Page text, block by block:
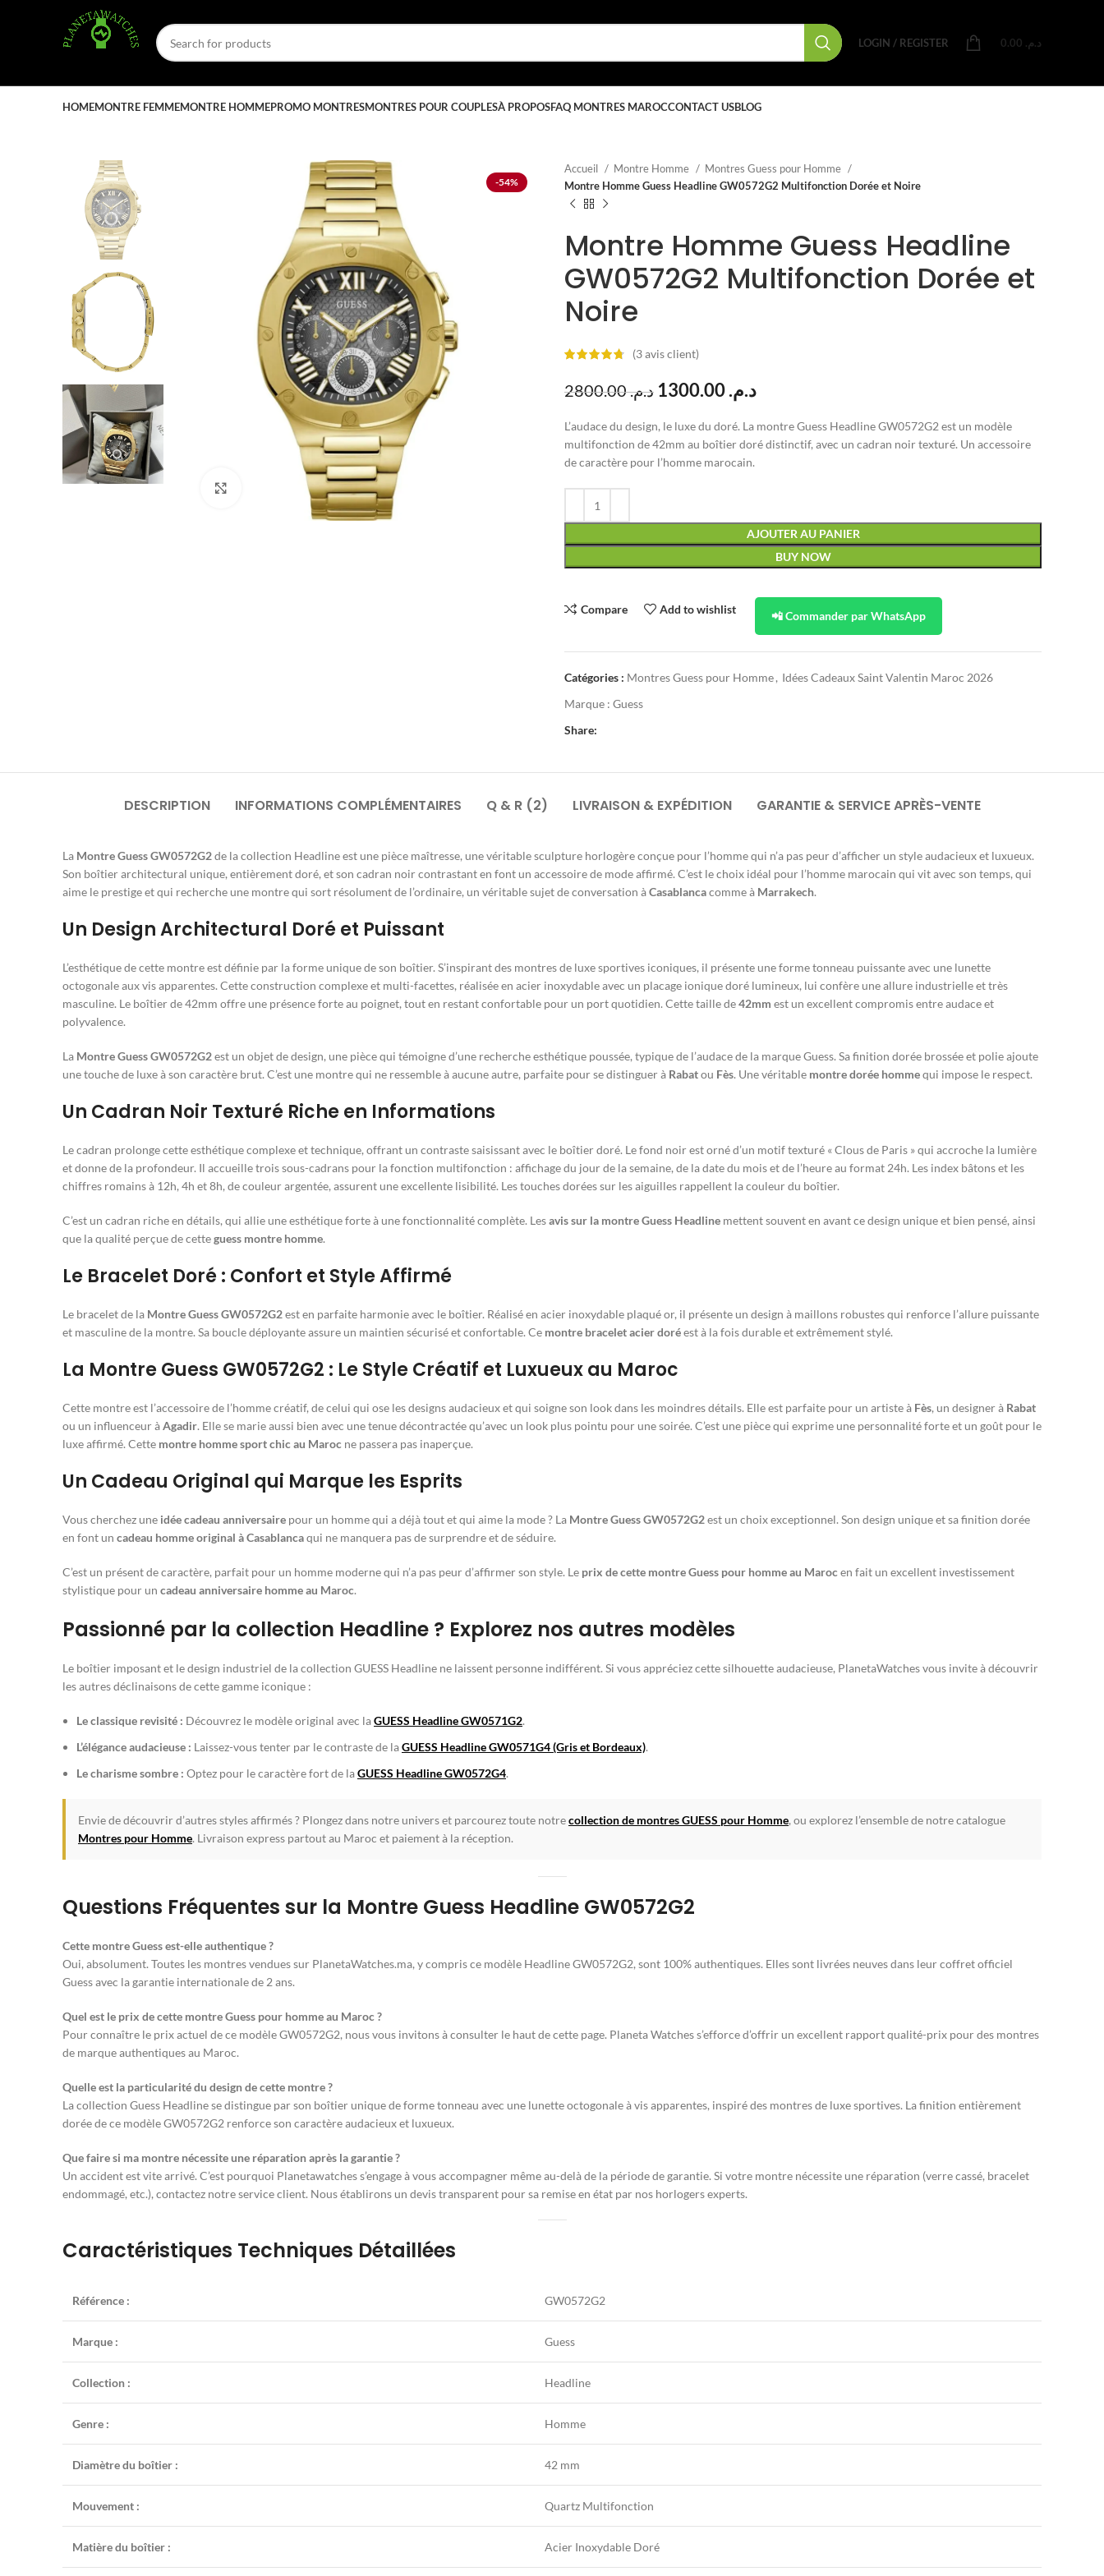
LOGIN / REGISTER د.م.
HOMEMONTRE FEMMEMONTRE HOMMEPROMO MONTRESMONTRES POUR COUPLESÀ PROPOSFAQ MONTRES MAROCCONTACT USBLOG
-54%
Click to enlarge
Accueil Montre Homme
Montres Guess pour Homme
Montre Homme Guess Headline GW0572G2 Multifonction Dorée et Noire
Montre Homme Guess Headline
GW0572G2 Multifonction Dorée et
Noire
(3avis client)
د.م.2800.00 د.م.
L’audace du design, le luxe du doré. La montre Guess Headline GW0572G2 est un modèle
multifonction de 42mm au boîtier doré distinctif, avec un cadran noir texturé. Un accessoire
de caractère pour l’homme marocain.
AJOUTER AU PANIER
BUY NOW
Compare Add to wishlist
📲 Commander par WhatsApp
Catégories : Montres Guess pour Homme, Idées Cadeaux Saint Valentin Maroc 2026
Marque : Guess
Share:
DESCRIPTION INFORMATIONS COMPLÉMENTAIRES Q & R (2) LIVRAISON & EXPÉDITION GARANTIE & SERVICE APRÈS-VENTE
La Montre Guess GW0572G2de la collection Headline est une pièce maîtresse, une véritable sculpture horlogère conçue pour l’homme qui n’a pas peur d’afficher un style audacieux et luxueux.
Son boîtier architectural unique, entièrement doré, et son cadran noir contrastant en font un accessoire de mode affirmé. C’est le choix idéal pour l’homme marocain qui vit avec son temps, qui
aime le prestige et qui recherche une montre qui sort résolument de l’ordinaire, un véritable sujet de conversation àCasablancacomme à Marrakech.
Un Design Architectural Doré et Puissant
L’esthétique de cette montre est définie par la forme unique de son boîtier. S’inspirant des montres de luxe sportives iconiques, il présente une forme tonneau puissante avec une lunette
octogonale aux vis apparentes. Cette construction complexe et multi-facettes, réalisée en acier inoxydable avec un placage ionique doré lumineux, lui confère une allure industrielle et très
masculine. Le boîtier de 42mm offre une présence forte au poignet, tout en restant confortable pour un port quotidien. Cette taille de42mm est un excellent compromis entre audace et
polyvalence.
La Montre Guess GW0572G2est un objet de design, une pièce qui témoigne d’une recherche esthétique poussée, typique de l’audace de la marque Guess. Sa finition dorée brossée et polie ajoute
une touche de luxe à son caractère brut. C’est une montre qui ne ressemble à aucune autre, parfaite pour se distinguer à Rabatou Fès. Une véritable montre dorée hommequi impose le respect.
Un Cadran Noir Texturé Riche en Informations
Le cadran prolonge cette esthétique complexe et technique, offrant un contraste saisissant avec le boîtier doré. Le fond noir est orné d’un motif texturé « Clous de Paris » qui accroche la lumière
et donne de la profondeur. Il accueille trois sous-cadrans pour la fonction multifonction : affichage du jour de la semaine, de la date du mois et de l’heure au format 24h. Les index bâtons et les
chiffres romains à 12h, 4h et 8h, de couleur argentée, assurent une excellente lisibilité. Les touches dorées sur les aiguilles rappellent la couleur du boîtier.
C’est un cadran riche en détails, qui allie une esthétique forte à une fonctionnalité complète. Lesavis sur la montre Guess Headline mettent souvent en avant ce design unique et bien pensé, ainsi
que la qualité perçue de cetteguess montre homme.
Le Bracelet Doré : Confort et Style Affirmé
Le bracelet de la Montre Guess GW0572G2est en parfaite harmonie avec le boîtier. Réalisé en acier inoxydable plaqué or, il présente un design à maillons robustes qui renforce l’allure puissante
et masculine de la montre. Sa boucle déployante assure un maintien sécurisé et confortable. Ce montre bracelet acier doréest à la fois durable et extrêmement stylé.
La Montre Guess GW0572G2 : Le Style Créatif et Luxueux au Maroc
Cette montre est l’accessoire de l’homme créatif, de celui qui ose les designs audacieux et qui soigne son look dans les moindres détails. Elle est parfaite pour un artiste à Fès, un designer à Rabat
ou un influenceur àAgadir. Elle se marie aussi bien avec une tenue décontractée qu’avec un look plus pointu pour une soirée. C’est une pièce qui exprime une personnalité forte et un goût pour le
luxe affirmé. Cette montre homme sport chic au Maroc ne passera pas inaperçue.
Un Cadeau Original qui Marque les Esprits
Vous cherchez une idée cadeau anniversaire pour un homme qui a déjà tout et qui aime la mode ? La Montre Guess GW0572G2est un choix exceptionnel. Son design unique et sa finition dorée
en font un cadeau homme original à Casablancaqui ne manquera pas de surprendre et de séduire.
C’est un présent de caractère, parfait pour un homme moderne qui n’a pas peur d’affirmer son style. Le prix de cette montre Guess pour homme au Marocen fait un excellent investissement
stylistique pour un cadeau anniversaire homme au Maroc.
Passionné par la collection Headline ? Explorez nos autres modèles
Le boîtier imposant et le design industriel de la collection GUESS Headline ne laissent personne indifférent. Si vous appréciez cette silhouette audacieuse, PlanetaWatches vous invite à découvrir
les autres déclinaisons de cette gamme iconique :
Le classique revisité : Découvrez le modèle original avec laGUESS Headline GW0571G2.
L’élégance audacieuse : Laissez-vous tenter par le contraste de laGUESS Headline GW0571G4 (Gris et Bordeaux).
Le charisme sombre : Optez pour le caractère fort de laGUESS Headline GW0572G4.
Envie de découvrir d’autres styles affirmés ? Plongez dans notre univers et parcourez toute notrecollection de montres GUESS pour Homme, ou explorez l’ensemble de notre catalogue
Montres pour Homme. Livraison express partout au Maroc et paiement à la réception.
Questions Fréquentes sur la Montre Guess Headline GW0572G2
Cette montre Guess est-elle authentique ?
Oui, absolument. Toutes les montres vendues sur PlanetaWatches.ma, y compris ce modèle Headline GW0572G2, sont 100% authentiques. Elles sont livrées neuves dans leur coffret officiel
Guess avec la garantie internationale de 2 ans.
Quel est le prix de cette montre Guess pour homme au Maroc ?
Pour connaître le prix actuel de ce modèle GW0572G2, nous vous invitons à consulter le haut de cette page. Planeta Watches s’efforce d’offrir un excellent rapport qualité-prix pour des montres
de marque authentiques au Maroc.
Quelle est la particularité du design de cette montre ?
La collection Guess Headline se distingue par son boîtier unique de forme tonneau avec une lunette octogonale à vis apparentes, inspiré des montres de luxe sportives. La finition entièrement
dorée de ce modèle GW0572G2 renforce son caractère audacieux et luxueux.
Que faire si ma montre nécessite une réparation après la garantie ?
Un accident est vite arrivé. C’est pourquoi Planetawatches s’engage à vous accompagner même au-delà de la période de garantie. Si votre montre nécessite une réparation (verre cassé, bracelet
endommagé, etc.), contactez notre service client. Nous établirons un devis transparent pour sa remise en état par nos horlogers experts.
Caractéristiques Techniques Détaillées
Référence : GW0572G2
Marque : Guess
Collection : Headline
Genre : Homme
Diamètre du boîtier : 42 mm
Mouvement : Quartz Multifonction
Matière du boîtier : Acier Inoxydable Doré